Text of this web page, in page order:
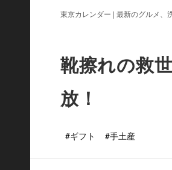
東京カレンダー | 最新のグルメ、
靴擦れの救
放！
#ギフト #手土産